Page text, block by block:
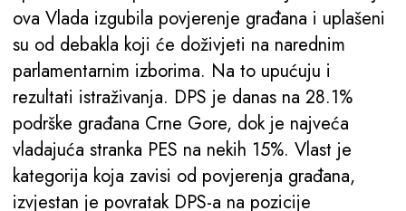
ova Vlada izgubila povjerenje građana i uplašeni
su od debakla koji će doživjeti na narednim
parlamentarnim izborima. Na to upućuju i
rezultati istraživanja. DPS je danas na 28.1%
podrške građana Crne Gore, dok je najveća
vladajuća stranka PES na nekih 15%. Vlast je
kategorija koja zavisi od povjerenja građana,
izvjestan je povratak DPS-a na pozicije